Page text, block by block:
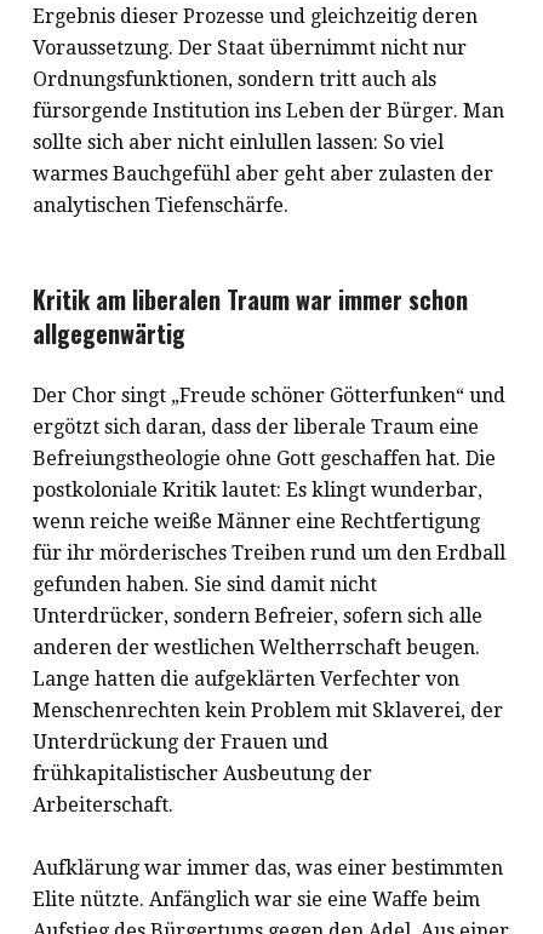
Ergebnis dieser Prozesse und gleichzeitig deren
Voraussetzung. Der Staat übernimmt nicht nur
Ordnungsfunktionen, sondern tritt auch als
fürsorgende Institution ins Leben der Bürger. Man
sollte sich aber nicht einlullen lassen: So viel
warmes Bauchgefühl aber geht aber zulasten der
analytischen Tiefenschärfe.
Kritik am liberalen Traum war immer schon
allgegenwärtig
Der Chor singt „Freude schöner Götterfunken“ und
ergötzt sich daran, dass der liberale Traum eine
Befreiungstheologie ohne Gott geschaffen hat. Die
postkoloniale Kritik lautet: Es klingt wunderbar,
wenn reiche weiße Männer eine Rechtfertigung
für ihr mörderisches Treiben rund um den Erdball
gefunden haben. Sie sind damit nicht
Unterdrücker, sondern Befreier, sofern sich alle
anderen der westlichen Weltherrschaft beugen.
Lange hatten die aufgeklärten Verfechter von
Menschenrechten kein Problem mit Sklaverei, der
Unterdrückung der Frauen und
frühkapitalistischer Ausbeutung der
Arbeiterschaft.
Aufklärung war immer das, was einer bestimmten
Elite nützte. Anfänglich war sie eine Waffe beim